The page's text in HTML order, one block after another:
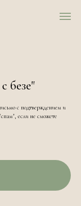
безе"
с подтверждением и
если не сможете